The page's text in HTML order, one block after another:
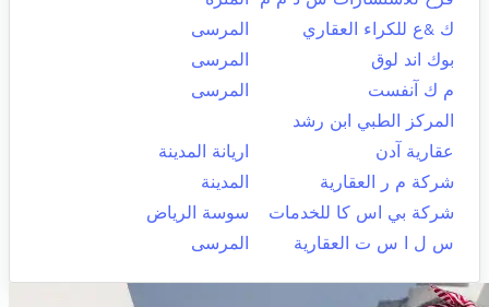
ك &ع للكراء العقاري
المرسى
بوك اند لوق
المرسى
م ك آنفست
المرسى
المركز الطبي ابن رشد
عقارية آدن
اريانة المدينة
شركة م ر العقارية
المدينة
شركة بي اس كا للخدمات
سوسة الرياض
س ل ا س ت العقارية
المرسى